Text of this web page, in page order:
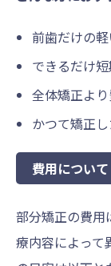
前歯だけの
できるだけ
全体矯正よ
かつて矯正
費用について
部分矯正の費用
療内容によって